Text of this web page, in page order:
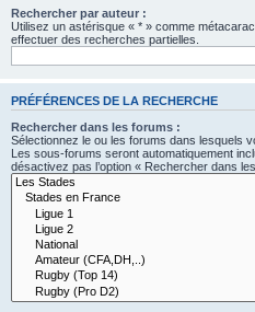
Rechercher par auteur :
Utilisez un astérisque « * » comme
effectuer des recherches partielles.
PRÉFÉRENCES DE LA RECHERCHE
Rechercher dans les forums :
Sélectionnez le ou les forums dans lesquels
Les sous-forums seront automatiquement
désactivez pas l’option « Rechercher dans